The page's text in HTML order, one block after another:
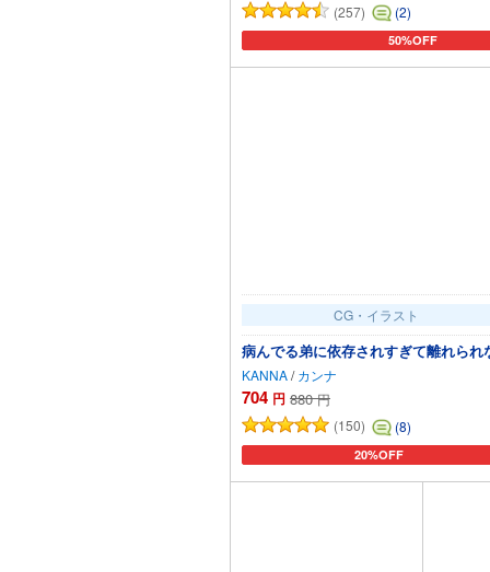
(257)
(2)
50%OFF
カートに追加
CG・イラスト
病んでる弟に依存されすぎて離れられ
KANNA/ カンナ
704 円 880 円
(150)
(8)
20%OFF
カートに追加